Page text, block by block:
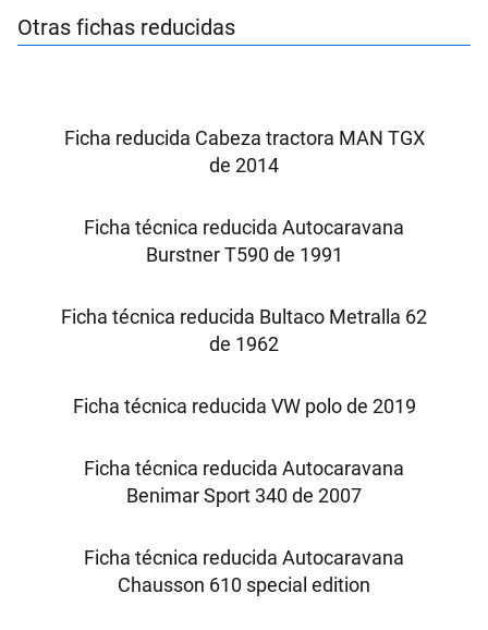
Otras fichas reducidas
Ficha reducida Cabeza tractora MAN TGX
de 2014
Ficha técnica reducida Autocaravana
Burstner T590 de 1991
Ficha técnica reducida Bultaco Metralla 62
de 1962
Ficha técnica reducida VW polo de 2019
Ficha técnica reducida Autocaravana
Benimar Sport 340 de 2007
Ficha técnica reducida Autocaravana
Chausson 610 special edition